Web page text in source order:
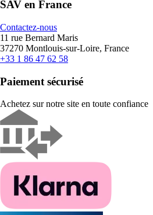
SAV en France
Contactez-nous
11 rue Bernard Maris
37270 Montlouis-sur-Loire, France
+33 1 86 47 62 58
Paiement sécurisé
Achetez sur notre site en toute confiance